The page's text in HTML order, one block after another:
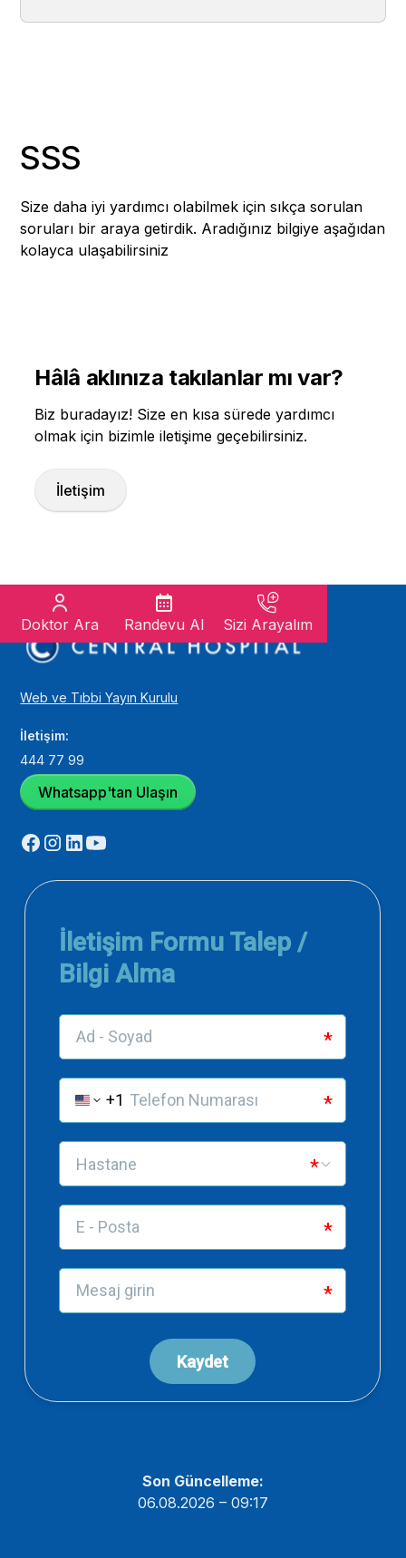
SSS
Size daha iyi yardımcı olabilmek için sıkça sorulan
soruları bir araya getirdik. Aradığınız bilgiye aşağıdan
kolayca ulaşabilirsiniz
Hâlâ aklınıza takılanlar mı var?
Biz buradayız! Size en kısa sürede yardımcı
olmak için bizimle iletişime geçebilirsiniz.
İletişim
Doktor Ara Randevu Al Sizi Arayalım
Web ve Tıbbi Yayın Kurulu
İletişim:
444 77 99
Whatsapp'tan Ulaşın
Son Güncelleme:
06.08.2026 – 09:17